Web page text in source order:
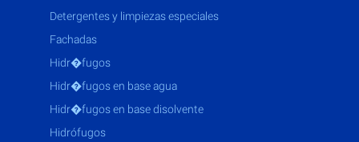
detergentes y limpiezas especiales
fachadas
hidr�fugos
hidr�fugos en base agua
hidr�fugos en base disolvente
hidrófugos